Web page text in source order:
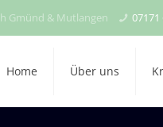
Gmünd & Mutlangen 07171
Home Über uns